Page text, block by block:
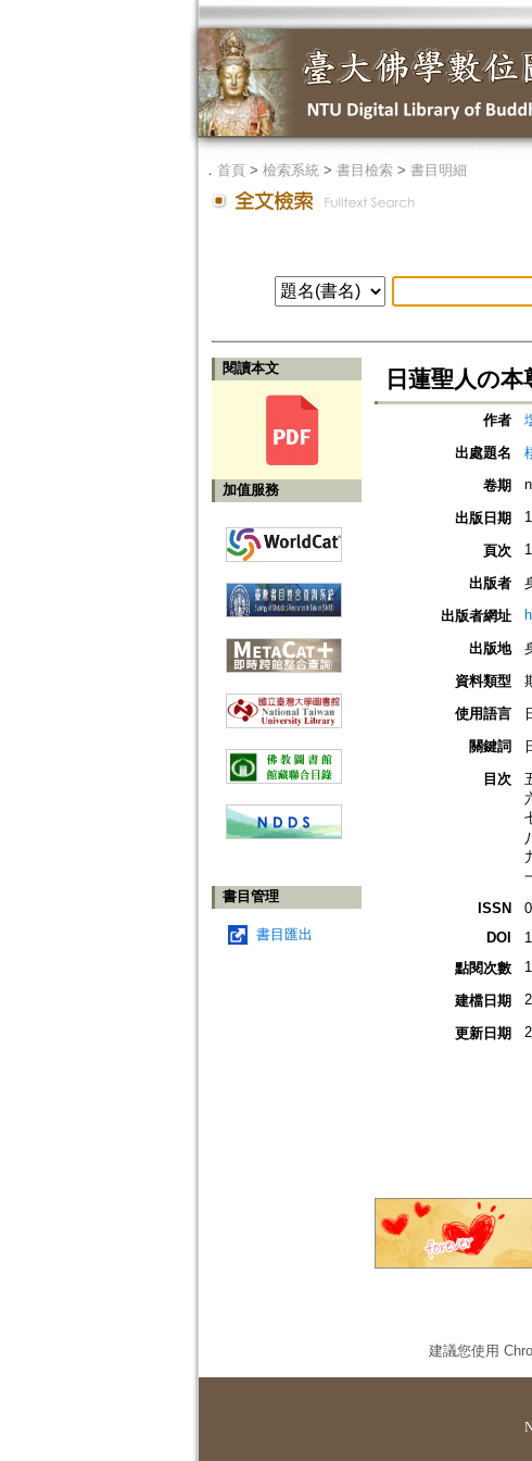
． 首頁> 檢索系統> 書目檢索> 書目明細
閱讀本文
加值服務
書目管理
書目匯出
日蓮聖人の本
作者
出處題名
卷期
出版日期
頁次
出版者
出版者網址
出版地
資料類型
使用語言
關鍵詞
目次
ISSN
DOI
點閱次數
建檔日期
更新日期
建議您使用